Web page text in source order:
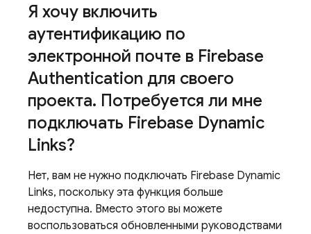
Я хочу включить
аутентификацию по
электронной почте в Firebase
Authentication для своего
проекта. Потребуется ли мне
подключать Firebase Dynamic
Links?
Нет, вам не нужно подключать Firebase Dynamic
Links, поскольку эта функция больше
недоступна. Вместо этого вы можете
воспользоваться обновленными руководствами